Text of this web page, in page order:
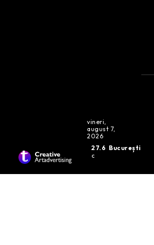
vineri,
august 7,
2026
27.6
C
București